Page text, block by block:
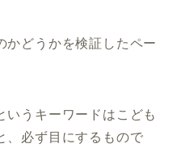
かどうかを検証したペー
いうキーワードはこども
、必ず目にするもので